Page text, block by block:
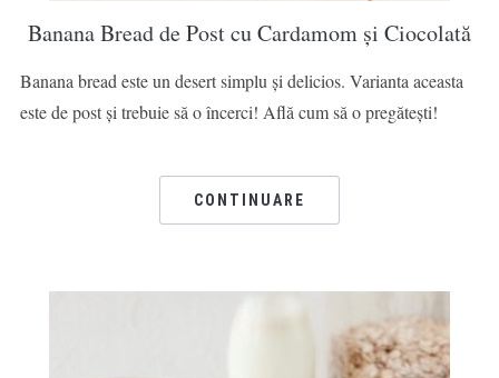
Banana Bread de Post cu Cardamom și Ciocolată
Banana bread este un desert simplu și delicios. Varianta aceasta
este de post și trebuie să o încerci! Află cum să o pregătești!
CONTINUARE